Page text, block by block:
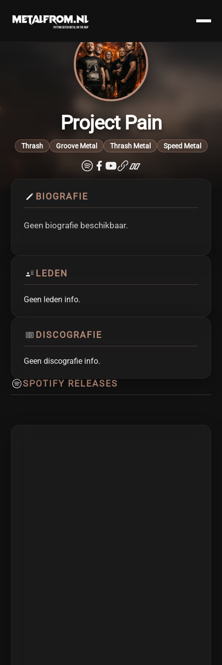
Project Pain
Thrash Groove Metal Thrash Metal Speed Metal
BIOGRAFIE
Geen biografie beschikbaar.
LEDEN
Geen leden info.
DISCOGRAFIE
Geen discografie info.
SPOTIFY RELEASES